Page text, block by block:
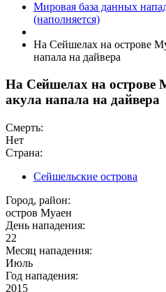
Мировая база данных
(наполняется)
На Сейшелах на острове
напала на дайвера
На Сейшелах на острове
акула напала на дайвера
Смерть:
Нет
Страна:
Сейшельские острова
Город, район:
остров Муаен
День нападения:
22
Месяц нападения:
Июль
Год нападения:
2015